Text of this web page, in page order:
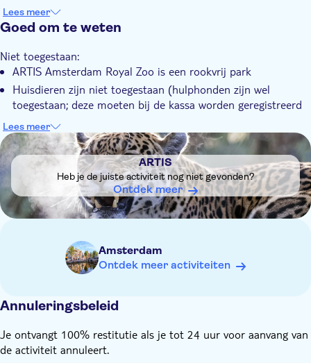
Je kunt de pasgeboren olifantenkalfjes bewonderen
Je ziet Aziatische olifanten, leeuwen, westelijke
In het Planetarium beleef je een reis door de ruimte
Lees meer
Goed om te weten
Niet toegestaan:
ARTIS Amsterdam Royal Zoo is een rookvrij park
Huisdieren zijn niet toegestaan (hulphonden zijn wel
toegestaan; deze moeten bij de kassa worden geregistreerd
de hond is getraind)
Goed om te weten:
Entree tot het Planetarium is inbegrepen
Baby's (0-2 jaar) hebben gratis toegang tot de attractie
ARTIS Amsterdam Royal Zoo is dagelijks geopend, ook op
feestdagen: 1 maart tot en met 31 oktober: vanaf 9.00 uur
uur tot 17.00 uur
Lees meer
DSA1ARTIS
ARTIS
Heb je de juiste activiteit nog niet gevonden?
Ontdek meer
Amsterdam
Ontdek meer activiteiten
Annuleringsbeleid
Je ontvangt 100% restitutie als je tot 24 uur voor aanvang van
de activiteit annuleert.